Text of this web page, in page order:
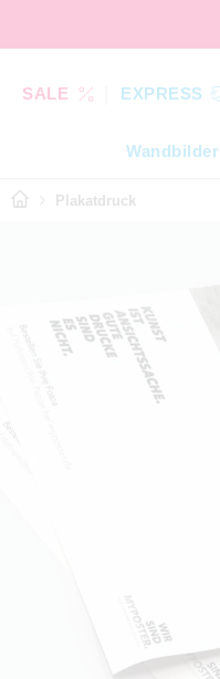
SALE EXPRESS
Wandbilder
Plakatdruck